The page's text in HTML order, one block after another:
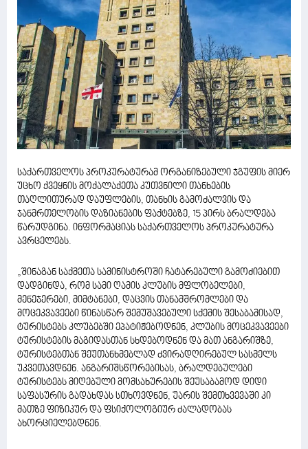
საქართველოს პროკურატურამ ორგანიზებული ჯგუფის მიერ
უცხო ქვეყნის მოქალაქეთა კუთვნილი თანხების
თაღლითურად დაუფლების, თანხის გამოძალვის და
ჯანმრთელობის დაზიანების ფაქტებზე, 15 პირს ბრალდება
წარუდგინა. ინფორმაციას საქართველოს პროკურატურა
ავრცელებს.
„შინაგან საქმეთა სამინისტროში ჩატარებული გამოძიებით
დადგინდა, რომ სამი ღამის კლუბის მფლობელები,
მენეჯერები, მიმტანები, დაცვის თანამშრომლები და
მოცეკვავეები წინასწარ შემუშავებული სქემის შესაბამისად,
ტურისტებს კლუბებში ეპატიჟებოდნენ, კლუბის მოცეკვავეები
ტურისტების მაგიდასთან სხდებოდნენ და მათ ანგარიშზე,
ტურისტებთან შეუთანხმებლად ძვირადღირებულ სასმელს
უკვეთავდნენ. ანგარიშსწორებისას, ბრალდებულები
ტურისტებს მიღებული მომსახურების შეუსაბამოდ დიდი
საფასურის გადახდას სთხოვდნენ, უარის შემთხვევაში კი
მათზე ფიზიკურ და ფსიქოლოგიურ ძალადობას
ახორციელებდნენ.